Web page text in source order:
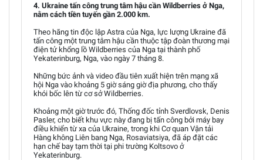
4. Ukraine tấn công trung tâm hậu cần Wildberries ở Nga,
nằm cách tiền tuyến gần 2.000 km.
Theo hãng tin độc lập Astra của Nga, lực lượng Ukraine đã
tấn công một trung tâm hậu cần thuộc tập đoàn thương mại
điện tử khổng lồ Wildberries của Nga tại thành phố
Yekaterinburg, Nga, vào ngày 7 tháng 8.
Những bức ảnh và video đầu tiên xuất hiện trên mạng xã
hội Nga vào khoảng 5 giờ sáng giờ địa phương, cho thấy
khói bốc lên từ cơ sở Wildberries.
Khoảng một giờ trước đó, Thống đốc tỉnh Sverdlovsk, Denis
Pasler, cho biết khu vực này đang bị tấn công bởi máy bay
điều khiển từ xa của Ukraine, trong khi Cơ quan Vận tải
Hàng không Liên bang Nga, Rosaviatsiya, đã áp đặt các
hạn chế bay tạm thời tại phi trường Koltsovo ở
Yekaterinburg.